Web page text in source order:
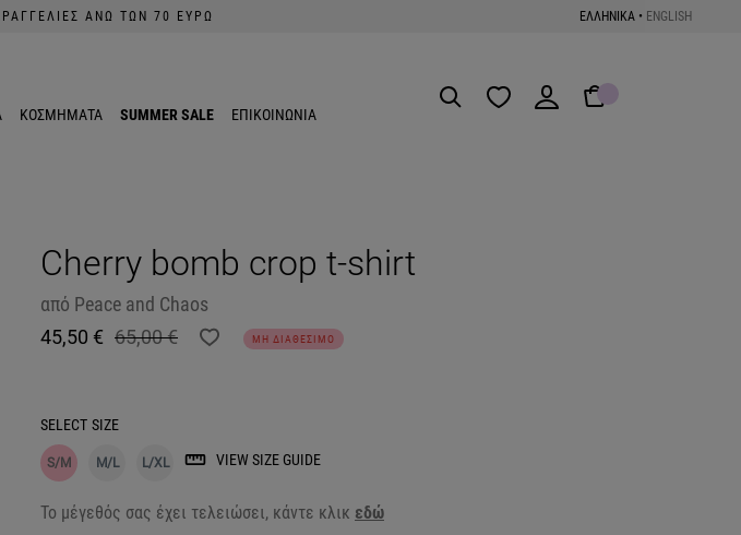
ΑΝΩ ΤΩΝ 70 ΕΥΡΩ ΕΛΛΗΝΙΚΑ • ENGLISH
ΚΟΣΜΗΜΑΤΑ SUMMER SALE ΕΠΙΚΟΙΝΩΝΙΑ
Cherry bomb crop t-shirt
από Peace and Chaos
45,50 € 65,00 € ΜΗ ΔΙΑΘΕΣΙΜΟ
SELECT SIZE
S/M M/L L/XL VIEW SIZE GUIDE
Το μέγεθός σας έχει τελειώσει, κάντε κλικ εδώ